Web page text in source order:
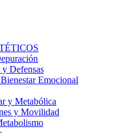
Defensas
Emocional
y Metabólica
y Movilidad